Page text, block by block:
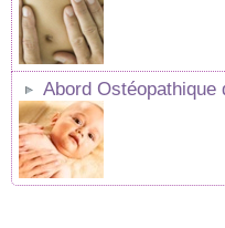
Abord Ostéopathique